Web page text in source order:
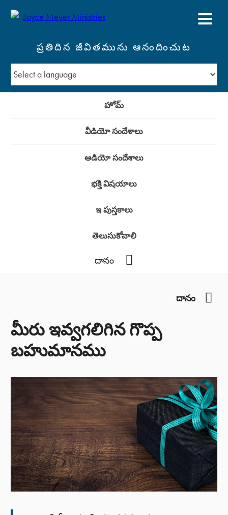
ప్రతిదిన జీవితమును ఆనందించుట
హోమ్
వీడియో సందేశాలు
ఆడియో సందేశాలు
భక్తి విషయాలు
ఇ పుస్తకాలు
తెలుసుకోవాలి
దానం
దానం
మీరు ఇవ్వగలిగిన గొప్ప
బహుమానము